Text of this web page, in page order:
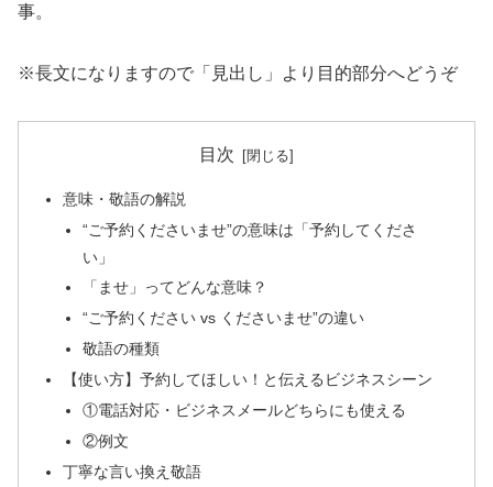
事。
※長文になりますので「見出し」より目的部分へどうぞ
目次
意味・敬語の解説
“ご予約くださいませ”の意味は「予約してくださ
い」
「ませ」ってどんな意味？
“ご予約ください vs くださいませ”の違い
敬語の種類
【使い方】予約してほしい！と伝えるビジネスシーン
①電話対応・ビジネスメールどちらにも使える
②例文
丁寧な言い換え敬語